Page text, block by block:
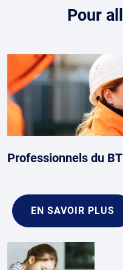
Pour
Professionnels du
EN SAVOIR PLUS